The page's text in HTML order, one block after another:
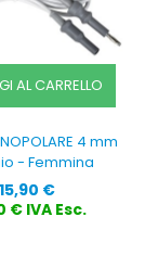
AL CARRELLO
4 mm
- Femmina
€
€ IVA Esc.